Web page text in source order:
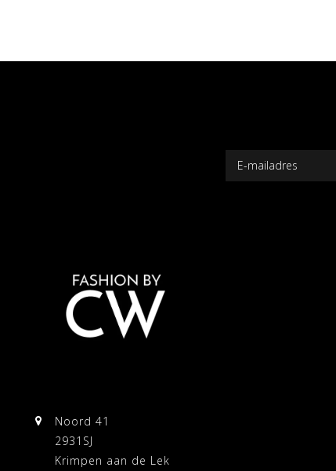
Noord 41
2931SJ
Krimpen aan de Lek